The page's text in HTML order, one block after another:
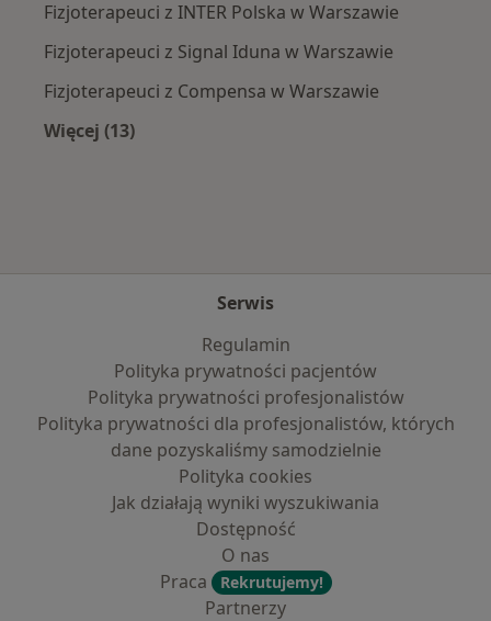
Fizjoterapeuci z INTER Polska w Warszawie
Fizjoterapeuci z Signal Iduna w Warszawie
Fizjoterapeuci z Compensa w Warszawie
Więcej (13)
Serwis
Regulamin
Polityka prywatności pacjentów
Polityka prywatności profesjonalistów
Polityka prywatności dla profesjonalistów, których
dane pozyskaliśmy samodzielnie
Polityka cookies
Jak działają wyniki wyszukiwania
Dostępność
O nas
Praca
Rekrutujemy!
Partnerzy